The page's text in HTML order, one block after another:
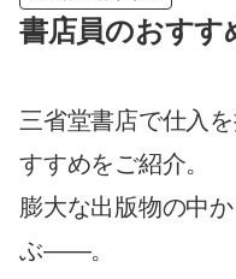
書店員のおすす
三省堂書店で仕入
すすめをご紹介。
膨大な出版物の中
ぶ——。